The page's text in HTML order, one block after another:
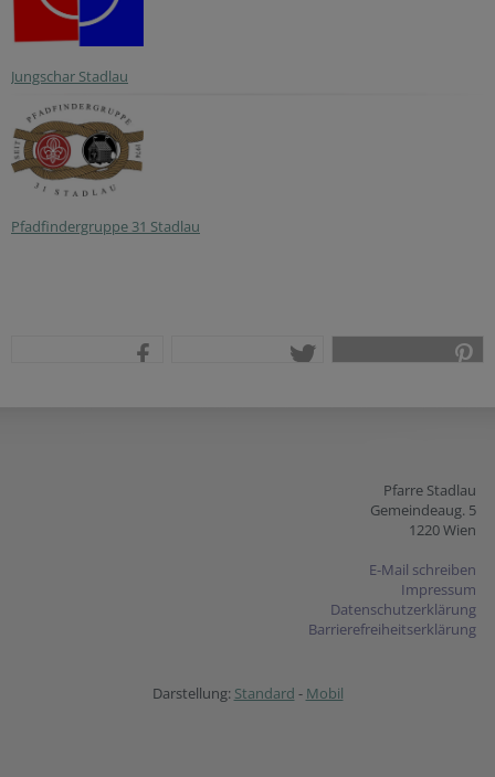
Jungschar Stadlau
Pfadfindergruppe 31 Stadlau
Pfarre Stadlau
Gemeindeaug. 5
1220 Wien
E-Mail schreiben
Impressum
Datenschutzerklärung
Barrierefreiheitserklärung
Darstellung: Standard - Mobil